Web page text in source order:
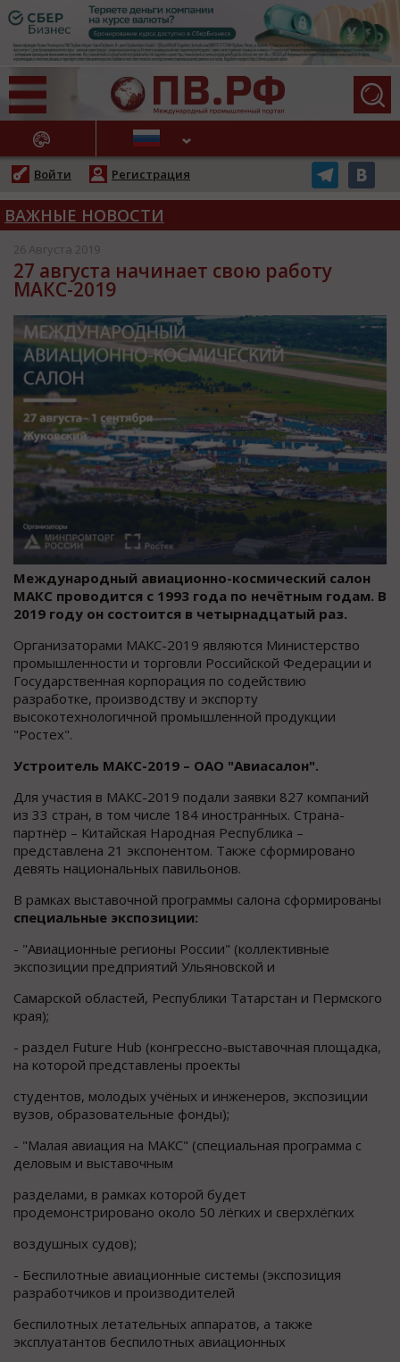
НОВОСТИ
Войти Регистрация
ВАЖНЫЕ НОВОСТИ
26 Августа 2019
27 августа начинает свою работу
МАКС-2019
Международный авиационно-космический салон
МАКС проводится с 1993 года по нечётным годам. В
2019 году он состоится в четырнадцатый раз.
Организаторами МАКС-2019 являются Министерство
промышленности и торговли Российской Федерации и
Государственная корпорация по содействию
разработке, производству и экспорту
высокотехнологичной промышленной продукции
"Ростех".
Устроитель МАКС-2019 – ОАО "Авиасалон".
Для участия в МАКС-2019 подали заявки 827 компаний
из 33 стран, в том числе 184 иностранных. Страна-
партнёр – Китайская Народная Республика –
представлена 21 экспонентом. Также сформировано
девять национальных павильонов.
В рамках выставочной программы салона сформированы
специальные экспозиции:
- "Авиационные регионы России" (коллективные
экспозиции предприятий Ульяновской и
Самарской областей, Республики Татарстан и Пермского
края);
- раздел Future Hub (конгрессно-выставочная площадка,
на которой представлены проекты
студентов, молодых учёных и инженеров, экспозиции
вузов, образовательные фонды);
- "Малая авиация на МАКС" (специальная программа с
деловым и выставочным
разделами, в рамках которой будет
продемонстрировано около 50 лёгких и сверхлёгких
воздушных судов);
- Беспилотные авиационные системы (экспозиция
разработчиков и производителей
беспилотных летательных аппаратов, а также
эксплуатантов беспилотных авиационных